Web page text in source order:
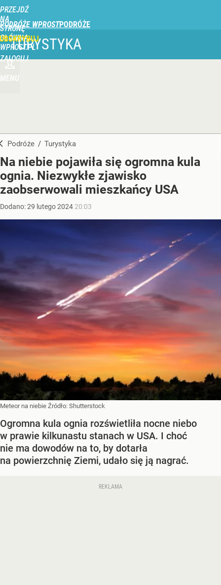
PRZEJDŹ
NA
STRONĘ
GŁÓWNĄ
WPROST.PL
PODRÓŻE WPROST
ZALOGUJ
MENU
TURYSTYKA
Podróże / Turystyka
Na niebie pojawiła się ogromna kula
ognia. Niezwykłe zjawisko
zaobserwowali mieszkańcy USA
Dodano:29 lutego2024 20:03
Meteor na niebie Źródło: Shutterstock
Ogromna kula ognia rozświetliła nocne niebo
w prawie kilkunastu stanach w USA. I choć
nie ma dowodów na to, by dotarła
na powierzchnię Ziemi, udało się ją nagrać.